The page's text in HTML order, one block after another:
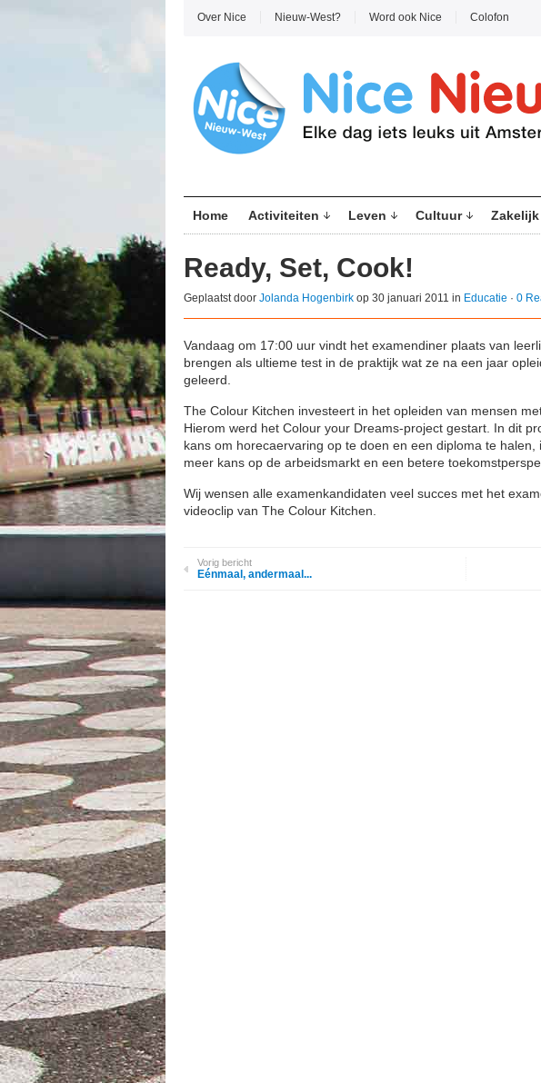
Over Nice Nieuw-West? Word ook Nice Colofon
Home Activiteiten Leven Cultuur Zakelijk
Ready, Set, Cook!
Geplaatst door Jolanda Hogenbirk op 30 januari 2011 in Educatie · 0
Vandaag om 17:00 uur vindt het examendiner plaats van
brengen als ultieme test in de praktijk wat ze na een jaar
geleerd.
The Colour Kitchen investeert in het opleiden van mensen
Hierom werd het Colour your Dreams-project gestart. In dit
kans om horecaervaring op te doen en een diploma te
meer kans op de arbeidsmarkt en een betere
Wij wensen alle examenkandidaten veel succes met het
videoclip van The Colour Kitchen.
Vorig bericht
Eénmaal, andermaal...